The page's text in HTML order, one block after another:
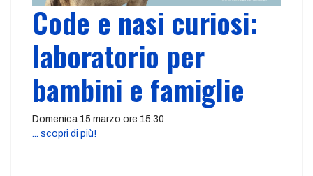
Code e nasi curiosi:
laboratorio per
bambini e famiglie
Domenica 15 marzo ore 15.30
... scopri di più!